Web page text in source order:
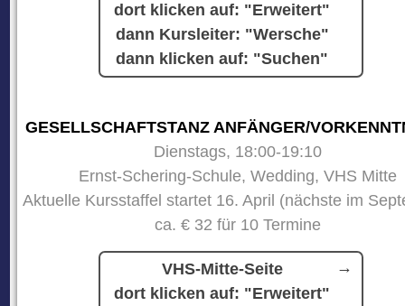
dort klicken auf: "Erweitert"
dann Kursleiter: "Wersche"
dann klicken auf: "Suchen"
GESELLSCHAFTSTANZ ANFÄNGER/
Dienstags, 18:00-19:10
Ernst-Schering-Schule, Wedding, VHS Mitte
Aktuelle Kursstaffel startet 16. April (nächste im
ca. € 32 für 10 Termine
VHS-Mitte-Seite
dort klicken auf: "Erweitert"